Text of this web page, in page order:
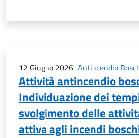
12 Giugno 2026 Antincendio
Attività antincendio
Individuazione dei
svolgimento delle
attiva agli incendi